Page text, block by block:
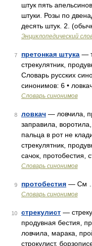
штук пять
штуки. Розы по
десять штук. 2.
Энциклопедический
7 претонкая штука —
стрекулятник,
Словарь русских
синонимов: 6 •
Словарь синонимов
8 ловкач — ловчила,
заправила,
пальца в рот не
стрекулятник,
сачок, протобестия,
Словарь синонимов
9 протобестия — См …
Словарь синонимов
10 стрекулист —
продувная бестия,
ловчила, марака,
строкулист,